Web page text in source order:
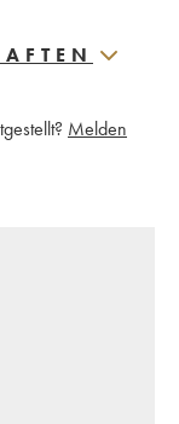
Melden